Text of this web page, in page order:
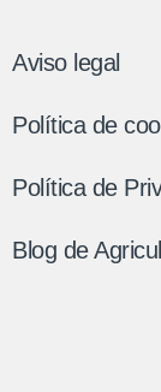
Aviso legal
Política de
Política de
Blog de